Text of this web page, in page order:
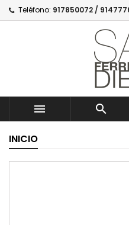
Teléfono: 917850072 /
 
INICIO